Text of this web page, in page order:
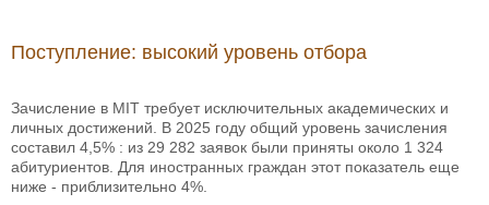
Поступление: высокий уровень отбора
Зачисление в MIT требует исключительных академических и
личных достижений. В 2025 году общий уровень зачисления
составил 4,5% : из 29 282 заявок были приняты около 1 324
абитуриентов. Для иностранных граждан этот показатель еще
ниже - приблизительно 4%.